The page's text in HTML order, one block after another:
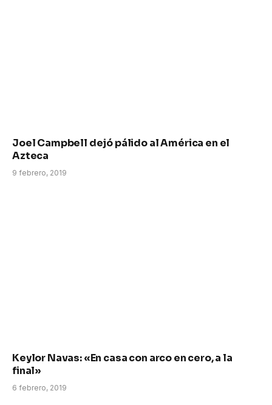
Joel Campbell dejó pálido al América en el
Azteca
9 febrero, 2019
Keylor Navas: «En casa con arco en cero, a la
final»
6 febrero, 2019